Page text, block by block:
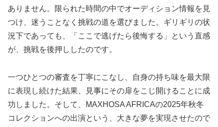
ありません。限られた時間の中でオーディション情報を見
つけ、迷うことなく挑戦の道を選びました。ギリギリの状
況下であっても、「ここで逃げたら後悔する」という直感
が、挑戦を後押ししたのです。
一つひとつの審査を丁寧にこなし、自身の持ち味を最大限
に表現し続けた結果、見事にその扉をこじ開けることに成
功しました。そして、MAXHOSA AFRICAの2025年秋冬
コレクションへの出演という、大きな夢を実現させたので